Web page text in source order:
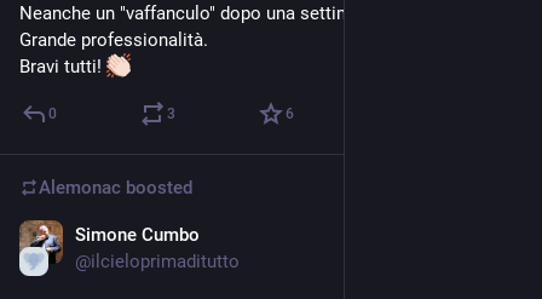
Neanche un "vaffanculo" dopo una settimana dal colloquio.
Grande professionalità.
Bravi tutti!
0 3 6
Alemonac boosted
Simone Cumbo
@ilcieloprimaditutto